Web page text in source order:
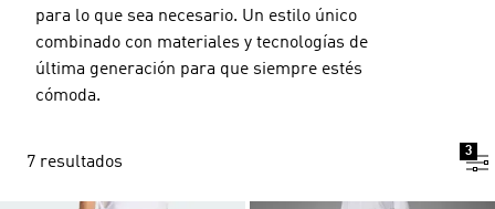
para lo que sea necesario. Un estilo único
combinado con materiales y tecnologías de
última generación para que siempre estés
cómoda.
7 resultados
3